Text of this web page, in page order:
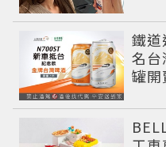
鐵
名
罐開